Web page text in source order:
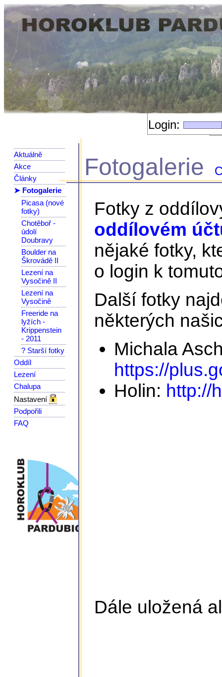
Login:
Aktuálně
Akce
Články
➤ Fotogalerie
Picasa (nové
fotky)
Chotěboř -
údolí
Doubravy
Boulder na
Škrovádě II
Lezení na
Vysočině II
Lezení na
Vysočině
Freeride na
lyžích -
Krippenstein
- 2011
? Starší fotky
Oddíl
Lezení
Chalupa
Nastavení
Podpořili
FAQ
Fotogalerie
Fotky z
oddílovém
nějaké fotky,
o login k
Další fotky
některých
Michala
https://
Holin: http://
Dále uložená